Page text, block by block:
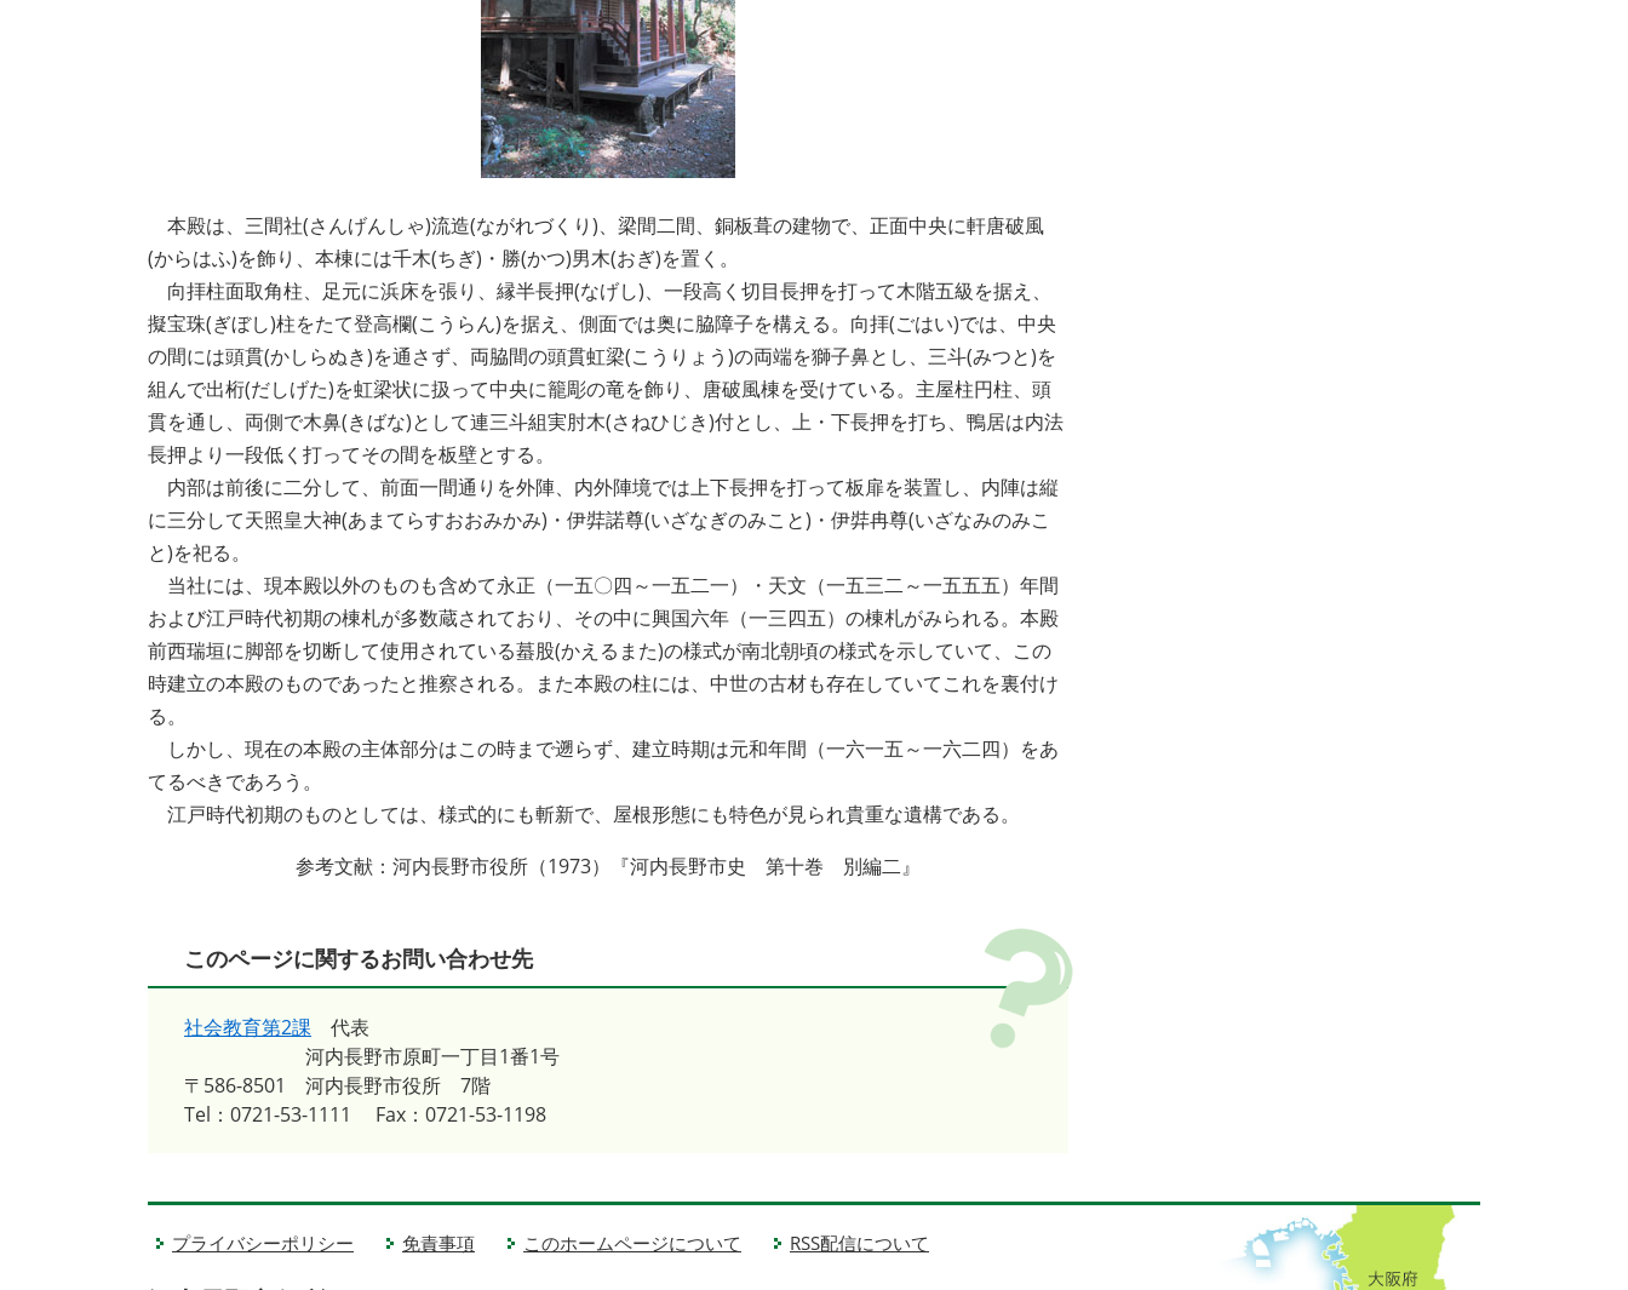
本殿は、三間社(さんげんしゃ)流造(ながれづくり)、梁間二間、銅板葺の建物で、正面中央に軒唐破風
(からはふ)を飾り、本棟には千木(ちぎ)・勝(かつ)男木(おぎ)を置く。
向拝柱面取角柱、足元に浜床を張り、縁半長押(なげし)、一段高く切目長押を打って木階五級を据え、
擬宝珠(ぎぼし)柱をたて登高欄(こうらん)を据え、側面では奥に脇障子を構える。向拝(ごはい)では、中央
の間には頭貫(かしらぬき)を通さず、両脇間の頭貫虹梁(こうりょう)の両端を獅子鼻とし、三斗(みつと)を
組んで出桁(だしげた)を虹梁状に扱って中央に籠彫の竜を飾り、唐破風棟を受けている。主屋柱円柱、頭
貫を通し、両側で木鼻(きばな)として連三斗組実肘木(さねひじき)付とし、上・下長押を打ち、鴨居は内法
長押より一段低く打ってその間を板壁とする。
内部は前後に二分して、前面一間通りを外陣、内外陣境では上下長押を打って板扉を装置し、内陣は縦
に三分して天照皇大神(あまてらすおおみかみ)・伊弉諾尊(いざなぎのみこと)・伊弉冉尊(いざなみのみこ
と)を祀る。
当社には、現本殿以外のものも含めて永正（一五〇四～一五二一）・天文（一五三二～一五五五）年間
および江戸時代初期の棟札が多数蔵されており、その中に興国六年（一三四五）の棟札がみられる。本殿
前西瑞垣に脚部を切断して使用されている蟇股(かえるまた)の様式が南北朝頃の様式を示していて、この
時建立の本殿のものであったと推察される。また本殿の柱には、中世の古材も存在していてこれを裏付け
る。
しかし、現在の本殿の主体部分はこの時まで遡らず、建立時期は元和年間（一六一五～一六二四）をあ
てるべきであろう。
江戸時代初期のものとしては、様式的にも斬新で、屋根形態にも特色が見られ貴重な遺構である。
参考文献：河内長野市役所（1973）『河内長野市史 第十巻 別編二』
このページに関するお問い合わせ先
社会教育第2課 代表
〒586-8501
河内長野市原町一丁目1番1号
河内長野市役所 7階
Tel：0721-53-1111
Fax：0721-53-1198
プライバシーポリシー 免責事項 このホームページについて RSS配信について